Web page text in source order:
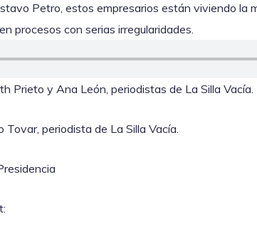
Petro, estos empresarios están viviendo la
procesos con serias irregularidades.
Prieto y Ana León, periodistas de La Silla Vacía.
Tovar, periodista de La Silla Vacía.